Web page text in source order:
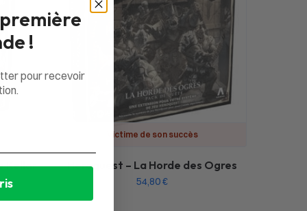
Kellar
Victime de son succès
Heroquest – La Horde des Ogres
54,80€
!
pour recevoir